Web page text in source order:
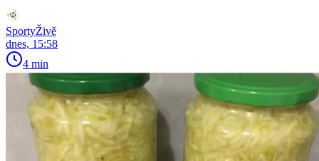
SportyŽivě
dnes, 15:58
4 min